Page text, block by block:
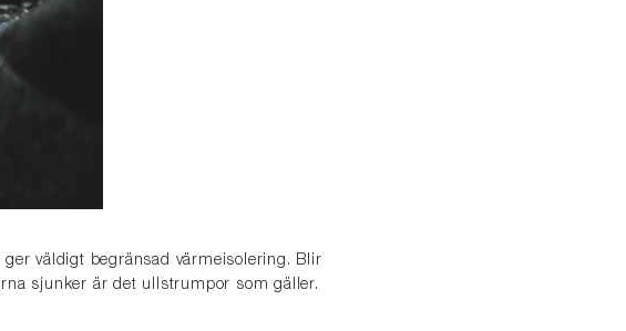
väldigt begränsad värmeisolering. Blir
sjunker är det ullstrumpor som gäller.